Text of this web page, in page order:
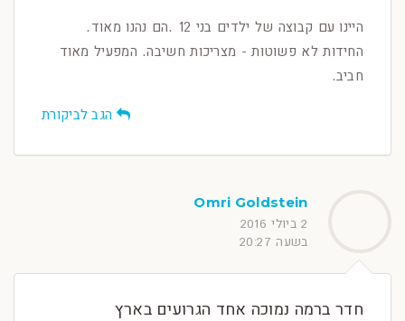
היינו עם קבוצה של ילדים בני 12 .הם נהנו מאוד.
החידות לא פשוטות - מצריכות חשיבה. המפעיל מאוד
חביב.
הגב לביקורת
Omri Goldstein
2 ביולי 2016
בשעה 20:27
חדר ברמה נמוכה אחד הגרועים בארץ